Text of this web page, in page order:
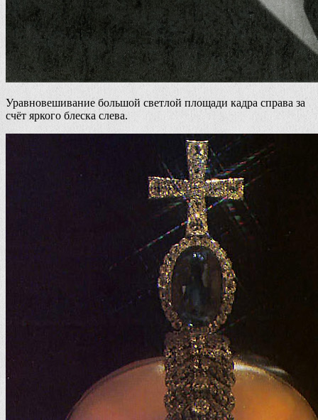
Уравновешивание большой светлой площади кадра справа за
счёт яркого блеска слева.